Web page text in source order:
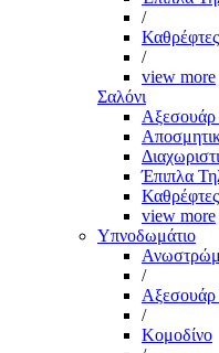
/
Καθρέφτες
/
view more
Σαλόνι
Αξεσουάρ
Έπιπλα
Καθρέφτες
view more
Υπνοδωμάτιο
/
Αξεσουάρ
/
Κομοδίνο